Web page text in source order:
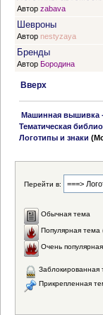
Автор zabava
Шевроны
Автор nestyzaya
Бренды
Автор Бородина
Вверх
Машинная вышивка
Тематическая
Логотипы и знаки
Перейти в:
Обычная тема
Популярная тема
Очень
Заблокированная
Прикрепленная